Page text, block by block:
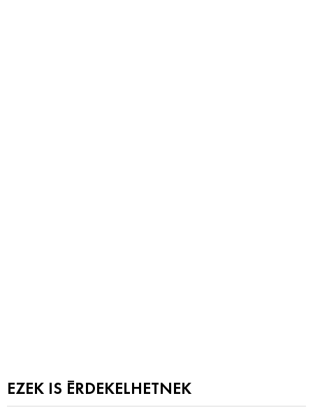
EZEK IS ÉRDEKELHETNEK